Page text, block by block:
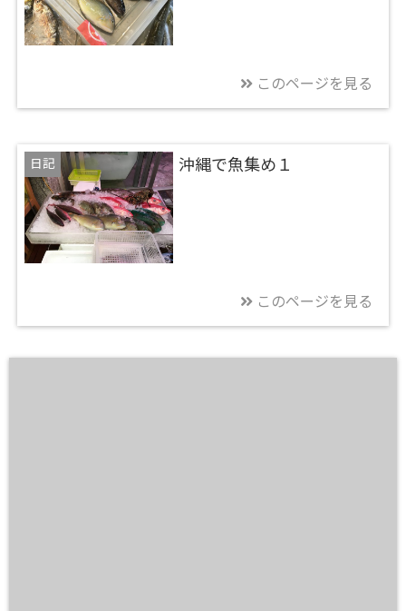
このページを見る
日記 沖縄で魚集め１
このページを見る